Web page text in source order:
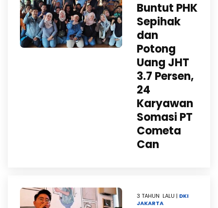
Buntut PHK
Sepihak
dan
Potong
Uang JHT
3.7 Persen,
24
Karyawan
Somasi PT
Cometa
Can
3 TAHUN LALU | DKI
JAKARTA